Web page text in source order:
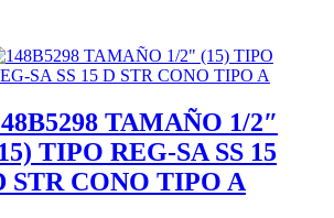
TAMAÑO 1/2″
TIPO REG-SA SS 15
STR CONO TIPO A